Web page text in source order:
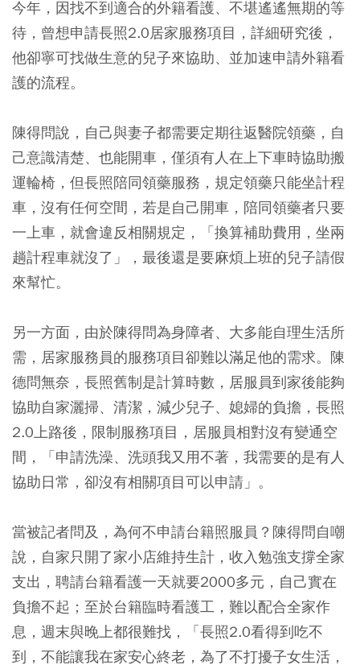
今年，因找不到適合的外籍看護、不堪遙遙無期的等
待，曾想申請長照2.0居家服務項目，詳細研究後，
他卻寧可找做生意的兒子來協助、並加速申請外籍看
護的流程。
陳得問說，自己與妻子都需要定期往返醫院領藥，自
己意識清楚、也能開車，僅須有人在上下車時協助搬
運輪椅，但長照陪同領藥服務，規定領藥只能坐計程
車，沒有任何空間，若是自己開車，陪同領藥者只要
一上車，就會違反相關規定，「換算補助費用，坐兩
趟計程車就沒了」，最後還是要麻煩上班的兒子請假
來幫忙。
另一方面，由於陳得問為身障者、大多能自理生活所
需，居家服務員的服務項目卻難以滿足他的需求。陳
德問無奈，長照舊制是計算時數，居服員到家後能夠
協助自家灑掃、清潔，減少兒子、媳婦的負擔，長照
2.0上路後，限制服務項目，居服員相對沒有變通空
間，「申請洗澡、洗頭我又用不著，我需要的是有人
協助日常，卻沒有相關項目可以申請」。
當被記者問及，為何不申請台籍照服員？陳得問自嘲
說，自家只開了家小店維持生計，收入勉強支撐全家
支出，聘請台籍看護一天就要2000多元，自己實在
負擔不起；至於台籍臨時看護工，難以配合全家作
息，週末與晚上都很難找，「長照2.0看得到吃不
到，不能讓我在家安心終老，為了不打擾子女生活，